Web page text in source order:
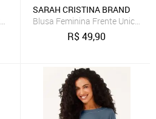
Preto
SARAH CRISTINA BRAND
R$49,90